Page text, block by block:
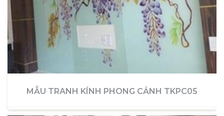
MẪU TRANH KÍNH PHONG CẢNH TKPC05